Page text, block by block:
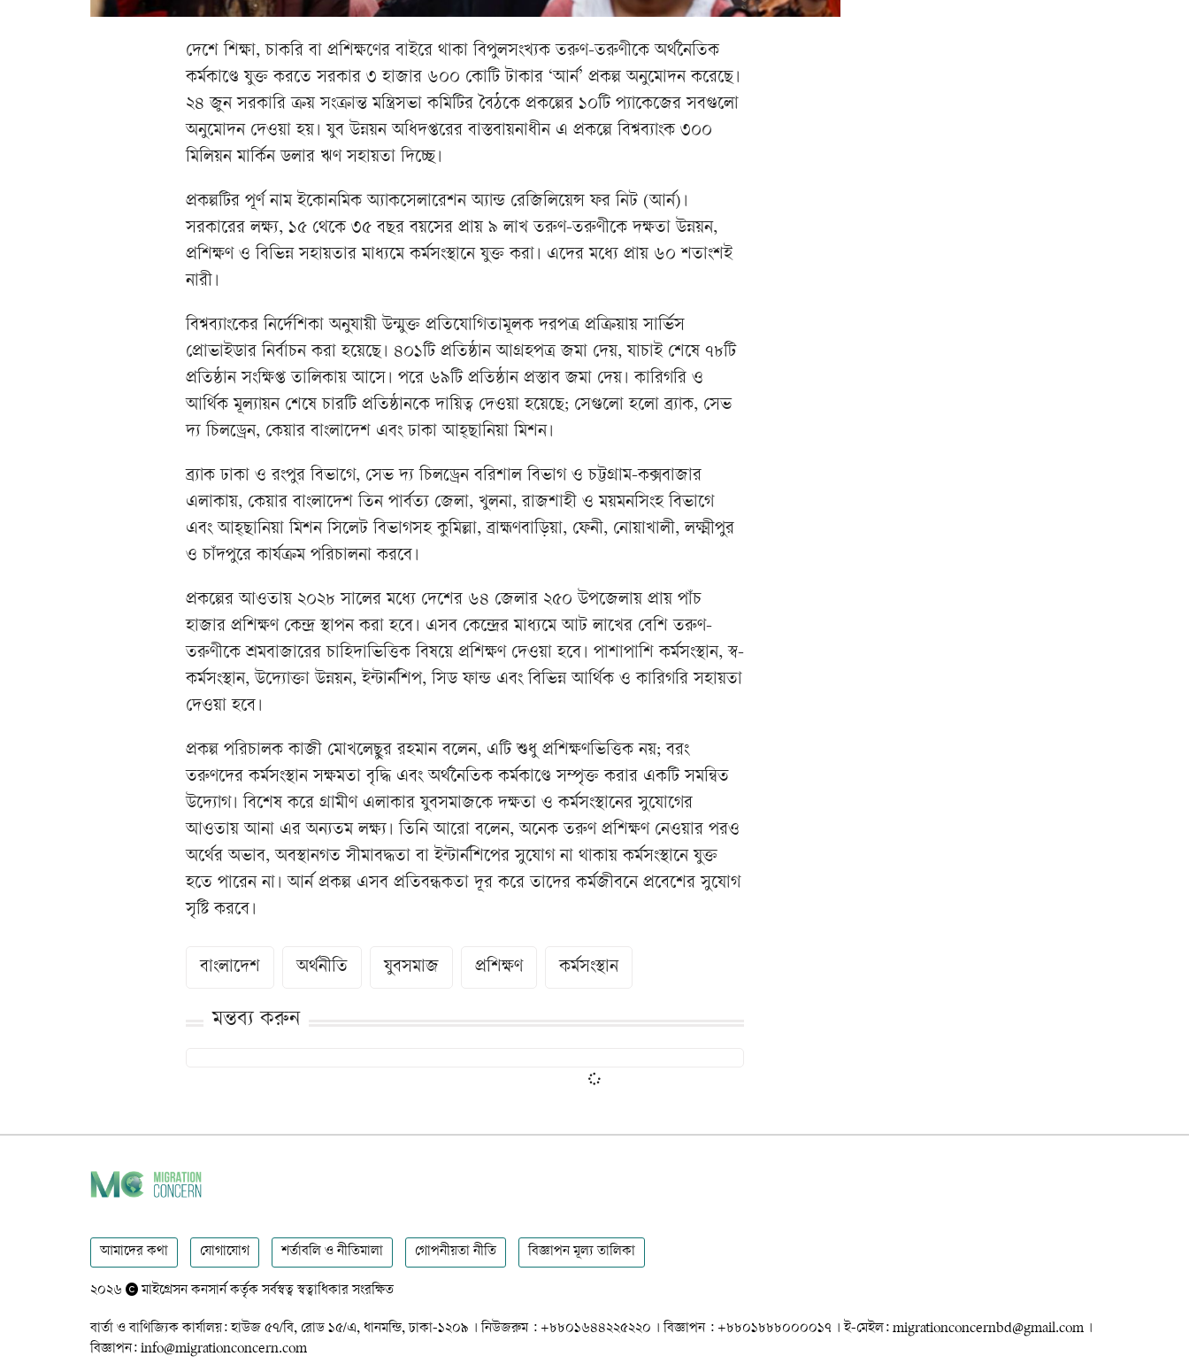
দেশে শিক্ষা, চাকরি বা প্রশিক্ষণের বাইরে থাকা বিপুলসংখ্যক তরুণ-তরুণীকে অর্থনৈতিক
কর্মকাণ্ডে যুক্ত করতে সরকার ৩ হাজার ৬০০ কোটি টাকার ‘আর্ন’ প্রকল্প অনুমোদন করেছে।
২৪ জুন সরকারি ক্রয় সংক্রান্ত মন্ত্রিসভা কমিটির বৈঠকে প্রকল্পের ১০টি প্যাকেজের সবগুলো
অনুমোদন দেওয়া হয়। যুব উন্নয়ন অধিদপ্তরের বাস্তবায়নাধীন এ প্রকল্পে বিশ্বব্যাংক ৩০০
মিলিয়ন মার্কিন ডলার ঋণ সহায়তা দিচ্ছে।
প্রকল্পটির পূর্ণ নাম ইকোনমিক অ্যাকসেলারেশন অ্যান্ড রেজিলিয়েন্স ফর নিট (আর্ন)।
সরকারের লক্ষ্য, ১৫ থেকে ৩৫ বছর বয়সের প্রায় ৯ লাখ তরুণ-তরুণীকে দক্ষতা উন্নয়ন,
প্রশিক্ষণ ও বিভিন্ন সহায়তার মাধ্যমে কর্মসংস্থানে যুক্ত করা। এদের মধ্যে প্রায় ৬০ শতাংশই
নারী।
বিশ্বব্যাংকের নির্দেশিকা অনুযায়ী উন্মুক্ত প্রতিযোগিতামূলক দরপত্র প্রক্রিয়ায় সার্ভিস
প্রোভাইডার নির্বাচন করা হয়েছে। ৪০১টি প্রতিষ্ঠান আগ্রহপত্র জমা দেয়, যাচাই শেষে ৭৮টি
প্রতিষ্ঠান সংক্ষিপ্ত তালিকায় আসে। পরে ৬৯টি প্রতিষ্ঠান প্রস্তাব জমা দেয়। কারিগরি ও
আর্থিক মূল্যায়ন শেষে চারটি প্রতিষ্ঠানকে দায়িত্ব দেওয়া হয়েছে; সেগুলো হলো ব্র্যাক, সেভ
দ্য চিলড্রেন, কেয়ার বাংলাদেশ এবং ঢাকা আহ্ছানিয়া মিশন।
ব্র্যাক ঢাকা ও রংপুর বিভাগে, সেভ দ্য চিলড্রেন বরিশাল বিভাগ ও চট্টগ্রাম-কক্সবাজার
এলাকায়, কেয়ার বাংলাদেশ তিন পার্বত্য জেলা, খুলনা, রাজশাহী ও ময়মনসিংহ বিভাগে
এবং আহ্ছানিয়া মিশন সিলেট বিভাগসহ কুমিল্লা, ব্রাহ্মণবাড়িয়া, ফেনী, নোয়াখালী, লক্ষ্মীপুর
ও চাঁদপুরে কার্যক্রম পরিচালনা করবে।
প্রকল্পের আওতায় ২০২৮ সালের মধ্যে দেশের ৬৪ জেলার ২৫০ উপজেলায় প্রায় পাঁচ
হাজার প্রশিক্ষণ কেন্দ্র স্থাপন করা হবে। এসব কেন্দ্রের মাধ্যমে আট লাখের বেশি তরুণ-
তরুণীকে শ্রমবাজারের চাহিদাভিত্তিক বিষয়ে প্রশিক্ষণ দেওয়া হবে। পাশাপাশি কর্মসংস্থান, স্ব-
কর্মসংস্থান, উদ্যোক্তা উন্নয়ন, ইন্টার্নশিপ, সিড ফান্ড এবং বিভিন্ন আর্থিক ও কারিগরি সহায়তা
দেওয়া হবে।
প্রকল্প পরিচালক কাজী মোখলেছুর রহমান বলেন, এটি শুধু প্রশিক্ষণভিত্তিক নয়; বরং
তরুণদের কর্মসংস্থান সক্ষমতা বৃদ্ধি এবং অর্থনৈতিক কর্মকাণ্ডে সম্পৃক্ত করার একটি সমন্বিত
উদ্যোগ। বিশেষ করে গ্রামীণ এলাকার যুবসমাজকে দক্ষতা ও কর্মসংস্থানের সুযোগের
আওতায় আনা এর অন্যতম লক্ষ্য। তিনি আরো বলেন, অনেক তরুণ প্রশিক্ষণ নেওয়ার পরও
অর্থের অভাব, অবস্থানগত সীমাবদ্ধতা বা ইন্টার্নশিপের সুযোগ না থাকায় কর্মসংস্থানে যুক্ত
হতে পারেন না। আর্ন প্রকল্প এসব প্রতিবন্ধকতা দূর করে তাদের কর্মজীবনে প্রবেশের সুযোগ
সৃষ্টি করবে।
বাংলাদেশ অর্থনীতি যুবসমাজ প্রশিক্ষণ কর্মসংস্থান
মন্তব্য করুন
আমাদের কথা যোগাযোগ শর্তাবলি ও নীতিমালা গোপনীয়তা নীতি বিজ্ঞাপন মূল্য তালিকা
২০২৬ মাইগ্রেসন কনসার্ন কর্তৃক সর্বস্বত্ব স্বত্বাধিকার সংরক্ষিত
বার্তা ও বাণিজ্যিক কার্যালয়: হাউজ ৫৭/বি, রোড ১৫/এ, ধানমন্ডি, ঢাকা-১২০৯ । নিউজরুম : +৮৮০১৬৪৪২২৫২২০ । বিজ্ঞাপন : +৮৮০১৮৮৮০০০০১৭ । ই-মেইল: migrationconcernbd@gmail.com ।
বিজ্ঞাপন: info@migrationconcern.com